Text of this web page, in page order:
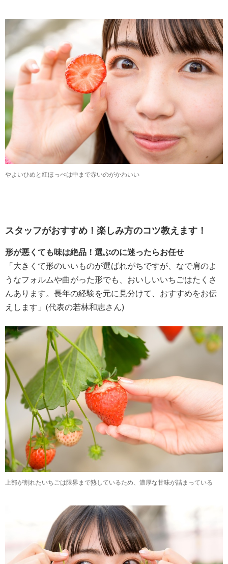
やよいひめと紅ほっぺは中まで赤いのがかわいい
スタッフがおすすめ！楽しみ方のコツ教えます！
形が悪くても味は絶品！選ぶのに迷ったらお任せ
「大きくて形のいいものが選ばれがちですが、なで肩のよ
うなフォルムや曲がった形でも、おいしいいちごはたくさ
んあります。長年の経験を元に見分けて、おすすめをお伝
えします」(代表の若林和志さん)
上部が割れたいちごは限界まで熟しているため、濃厚な甘味が詰まっている